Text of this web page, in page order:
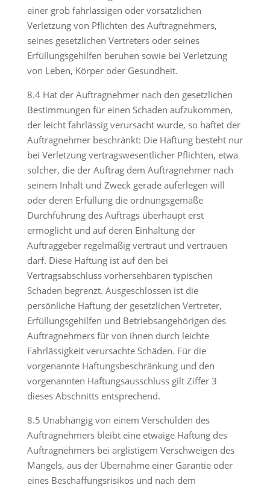
einer grob fahrlässigen oder vorsätzlichen
Verletzung von Pflichten des Auftragnehmers,
seines gesetzlichen Vertreters oder seines
Erfüllungsgehilfen beruhen sowie bei Verletzung
von Leben, Körper oder Gesundheit.
8.4 Hat der Auftragnehmer nach den gesetzlichen
Bestimmungen für einen Schaden aufzukommen,
der leicht fahrlässig verursacht wurde, so haftet der
Auftragnehmer beschränkt: Die Haftung besteht nur
bei Verletzung vertragswesentlicher Pflichten, etwa
solcher, die der Auftrag dem Auftragnehmer nach
seinem Inhalt und Zweck gerade auferlegen will
oder deren Erfüllung die ordnungsgemäße
Durchführung des Auftrags überhaupt erst
ermöglicht und auf deren Einhaltung der
Auftraggeber regelmäßig vertraut und vertrauen
darf. Diese Haftung ist auf den bei
Vertragsabschluss vorhersehbaren typischen
Schaden begrenzt. Ausgeschlossen ist die
persönliche Haftung der gesetzlichen Vertreter,
Erfüllungsgehilfen und Betriebsangehörigen des
Auftragnehmers für von ihnen durch leichte
Fahrlässigkeit verursachte Schäden. Für die
vorgenannte Haftungsbeschränkung und den
vorgenannten Haftungsausschluss gilt Ziffer 3
dieses Abschnitts entsprechend.
8.5 Unabhängig von einem Verschulden des
Auftragnehmers bleibt eine etwaige Haftung des
Auftragnehmers bei arglistigem Verschweigen des
Mangels, aus der Übernahme einer Garantie oder
eines Beschaffungsrisikos und nach dem